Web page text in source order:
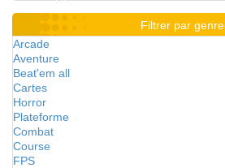
Filtrer par genre
Arcade
Aventure
Beat'em all
Cartes
Horror
Plateforme
Combat
Course
FPS